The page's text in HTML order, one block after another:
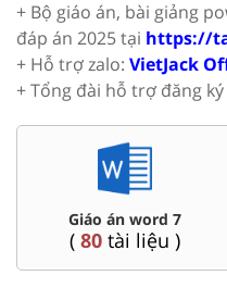
+ Bộ giáo án, bài giảng
đáp án 2025 tại https://
+ Hỗ trợ zalo: VietJack
+ Tổng đài hỗ trợ đăng ký
Giáo án word 7
( 80tài liệu )